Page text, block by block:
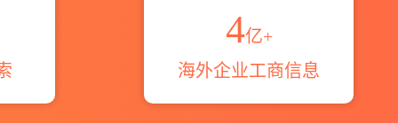
4亿+
海外企业工商信息